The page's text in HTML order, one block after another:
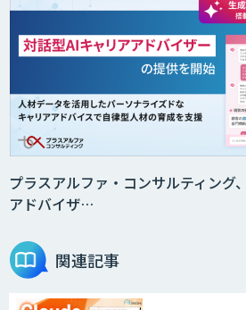
プラスアルファ・コンサルティング
アドバイザ…
関連記事